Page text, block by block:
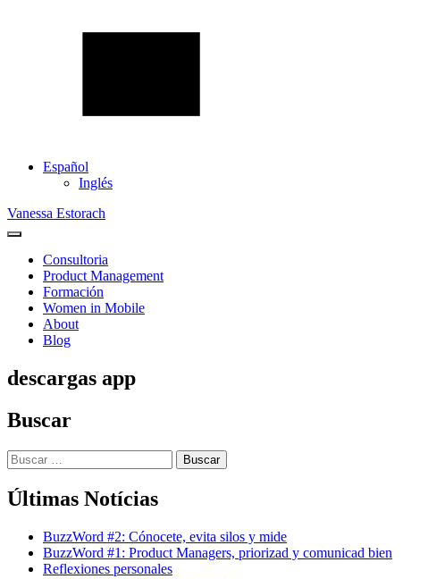
Español
Inglés
Vanessa Estorach
Consultoria
Product Management
Formación
Women in Mobile
About
Blog
descargas app
Buscar
Buscar:
Últimas Notícias
BuzzWord #2: Cónocete, evita silos y mide
BuzzWord #1: Product Managers, priorizad y comunicad bien
Reflexiones personales